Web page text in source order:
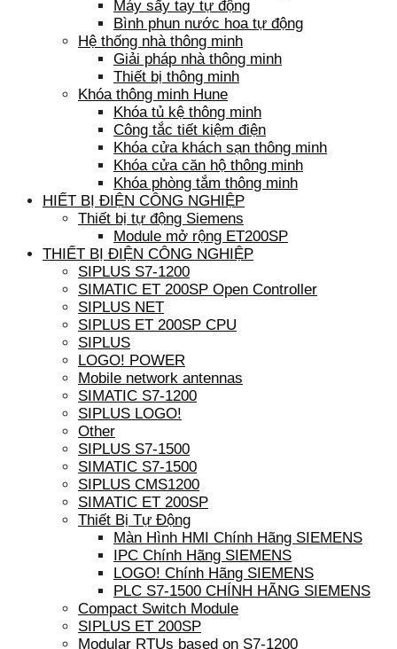
Máy sấy tay tự động
Bình phun nước hoa tự động
Hệ thống nhà thông minh
Giải pháp nhà thông minh
Thiết bị thông minh
Khóa thông minh Hune
Khóa tủ kệ thông minh
Công tắc tiết kiệm điện
Khóa cửa khách sạn thông minh
Khóa cửa căn hộ thông minh
Khóa phòng tắm thông minh
HIẾT BỊ ĐIỆN CÔNG NGHIỆP
Thiết bị tự động Siemens
Module mở rộng ET200SP
THIẾT BỊ ĐIỆN CÔNG NGHIỆP
SIPLUS S7-1200
SIMATIC ET 200SP Open Controller
SIPLUS NET
SIPLUS ET 200SP CPU
SIPLUS
LOGO! POWER
Mobile network antennas
SIMATIC S7-1200
SIPLUS LOGO!
Other
SIPLUS S7-1500
SIMATIC S7-1500
SIPLUS CMS1200
SIMATIC ET 200SP
Thiết Bị Tự Động
Màn Hình HMI Chính Hãng SIEMENS
IPC Chính Hãng SIEMENS
LOGO! Chính Hãng SIEMENS
PLC S7-1500 CHÍNH HÃNG SIEMENS
Compact Switch Module
SIPLUS ET 200SP
Modular RTUs based on S7-1200